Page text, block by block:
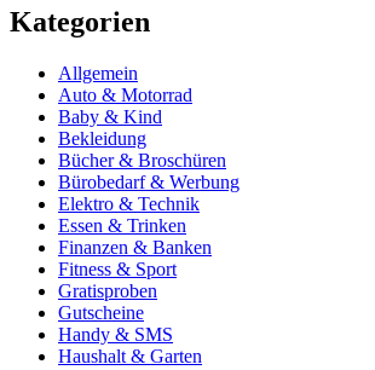
Kategorien
Allgemein
Auto & Motorrad
Baby & Kind
Bekleidung
Bücher & Broschüren
Bürobedarf & Werbung
Elektro & Technik
Essen & Trinken
Finanzen & Banken
Fitness & Sport
Gratisproben
Gutscheine
Handy & SMS
Haushalt & Garten